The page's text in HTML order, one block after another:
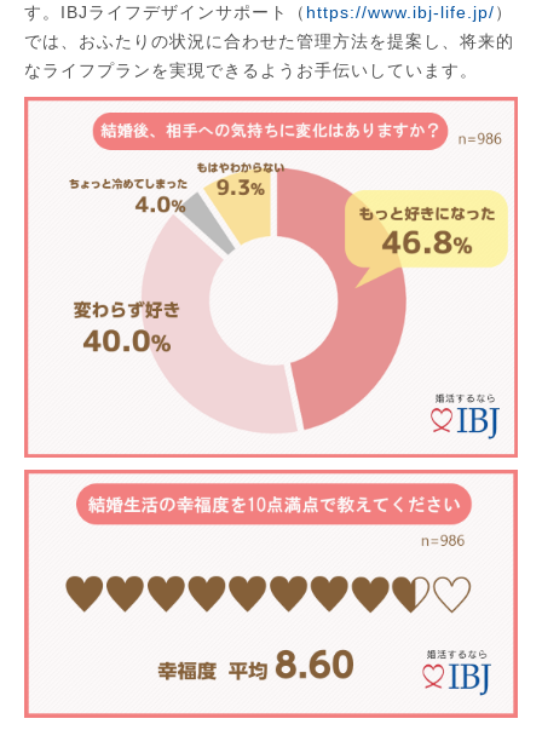
す。IBJライフデザインサポート（ https://www.ibj-life.jp/）
では、おふたりの状況に合わせた管理方法を提案し、将来的
なライフプランを実現できるようお手伝いしています。